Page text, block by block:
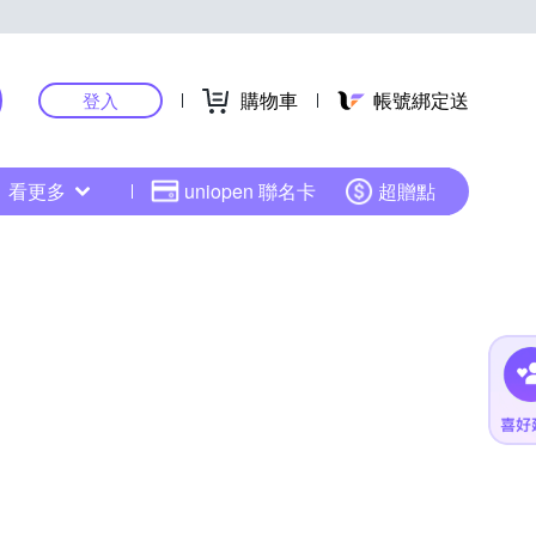
登入 購物車 帳號綁定送
看更多 uniopen 聯名卡 超贈點